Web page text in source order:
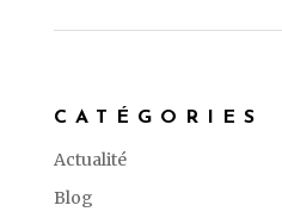
CATÉGORIES
Actualité
Blog